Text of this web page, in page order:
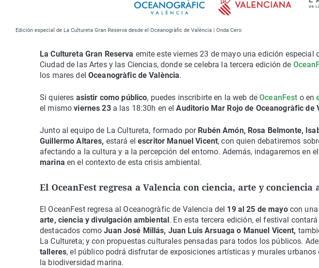
Edición especial de La Cultureta Gran Reserva desde el Oceanogràfic de València | Onda Cero
La Cultureta Gran Reserva emite este viernes 23 de mayo una edición
Ciudad de las Artes y las Ciencias, donde se celebra la tercera edición de
los mares del Oceanogràfic de València.
Si quieres asistir como público, puedes inscribirte en la web deOceanFest o en
el mismoviernes 23a las 18:30h en el Auditorio Mar Rojo de Oceanogràfic de
Junto al equipo de La Cultureta, formado por Rubén Amón, Rosa Belmonte,
Guillermo Altares, estará elescritor Manuel Vicent, con quien debatiremos
afectando a la cultura y a la percepción del entorno. Además, indagaremos en
marina en el contexto de esta crisis ambiental.
El OceanFest regresa a Valencia con ciencia, arte y conciencia
El OceanFest regresa al Oceanogràfic de Valencia del 19 al 25 de mayo con
arte, ciencia y divulgación ambiental . En esta tercera edición, el festival
destacados comoJuan José Millás, Juan Luis Arsuaga o Manuel Vicent,
La Cultureta; y con propuestas culturales pensadas para todos los públicos.
talleres, el público podrá disfrutar de exposiciones artísticas y murales
la biodiversidad marina.